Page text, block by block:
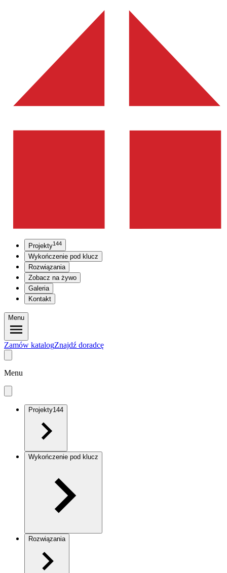
Projekty144
Wykończenie pod klucz
Rozwiązania
Zobacz na żywo
Galeria
Kontakt
Menu
Zamów katalogZnajdź doradcę
Menu
Projekty144
Wykończenie pod klucz
Rozwiązania